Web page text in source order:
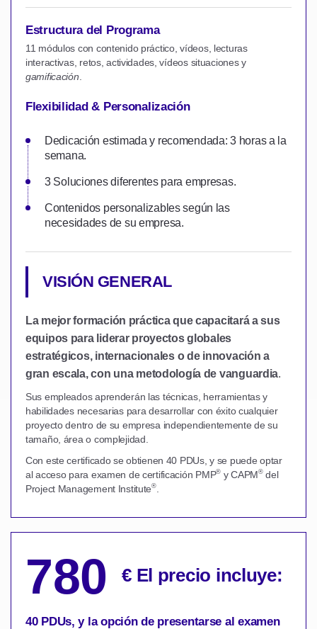
Estructura del Programa
11 módulos con contenido práctico, vídeos, lecturas
interactivas, retos, actividades, vídeos situaciones y
gamificación
Flexibilidad & Personalización
Dedicación estimada y recomendada: 3 horas a la
semana.
3 Soluciones diferentes para empresas.
Contenidos personalizables según las
necesidades de su empresa.
VISIÓN GENERAL
La mejor formación práctica que capacitará a sus
equipos para liderar proyectos globales
estratégicos, internacionales o de innovación a
gran escala, con una metodología de vanguardia.
Sus empleados aprenderán las técnicas, herramientas y
habilidades necesarias para desarrollar con éxito cualquier
proyecto dentro de su empresa independientemente de su
tamaño, área o complejidad.
Con este certificado se obtienen 40 PDUs, y se puede optar
al acceso para examen de certificación PMP®y CAPM®del
Project Management Institute®.
780 € El precio incluye:
40 PDUs, y la opción de presentarse al examen